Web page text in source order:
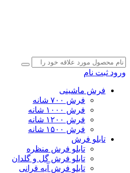
ورود ثبت نام
فرش ماشینی
فرش ۷۰۰ شانه
فرش ۱۰۰۰ شانه
فرش ۱۲۰۰ شانه
فرش ۱۵۰۰ شانه
تابلو فرش
تابلو فرش منظره
تابلو فرش گل و گلدان
تابلو فرش آیه قرانی